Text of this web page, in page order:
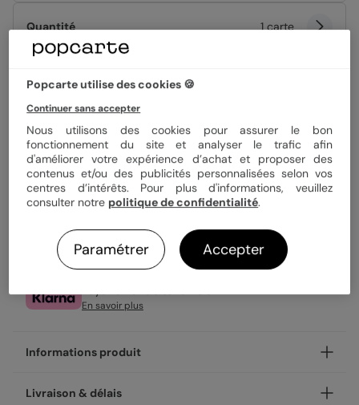
Quantité 1 carte
2,89 €
1ère carte offerte sur l'application
Enveloppe blanche offerte
Expédition rapide en 24h
Personnaliser
Livraison gratuite avecPopcarte+
En savoir plus
Informations produit
Personnalisez votre carte postale Maps Allemagne,
Livraison & délais
Popcarte utilise des cookies 🍪
Continuer sans accepter
Nous utilisons des cookies pour assurer le bon
fonctionnement du site et analyser le trafic afin
d'améliorer votre expérience d’achat et proposer des
contenus et/ou des publicités personnalisées selon vos
centres d’intérêts. Pour plus d'informations, veuillez
consulter notre politique de confidentialité.
Paramétrer Accepter